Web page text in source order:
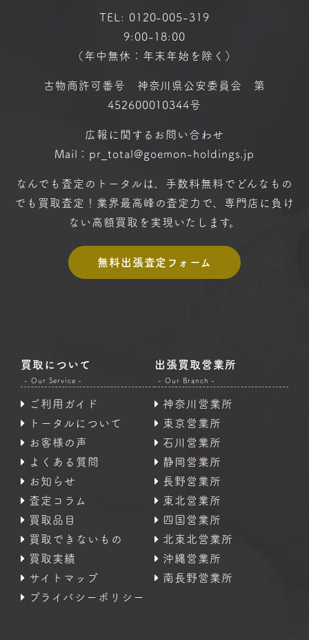
TEL: 0120-005-319
9:00-18:00
（年中無休：年末年始を除く）
古物商許可番号 神奈川県公安委員会 第
452600010344号
広報に関するお問い合わせ
Mail：pr_total@goemon-holdings.jp
なんでも査定のトータルは、手数料無料で どんなもの
でも買取査定！ 業界最高峰の査定力で、専門店に 負け
ない高額買取を実現いたします。
無料出張査定フォーム
買取について
- Our Service -
ご利用ガイド
トータルについて
お客様の声
よくある質問
お知らせ
査定コラム
買取品目
買取できないもの
買取実績
サイトマップ
プライバシーポリシー
出張買取営業所
- Our Branch -
神奈川営業所
東京営業所
石川営業所
静岡営業所
長野営業所
東北営業所
四国営業所
北東北営業所
沖縄営業所
南長野営業所